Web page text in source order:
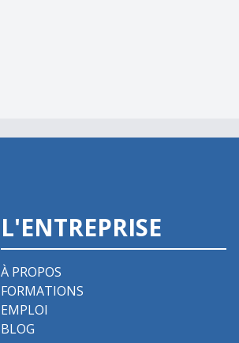
L'ENTREPRISE
À PROPOS
FORMATIONS
EMPLOI
BLOG